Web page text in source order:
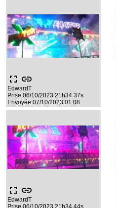
fullscreen link
EdwardT
Prise 06/10/2023 21h34 37s
Envoyée 07/10/2023 01:08
fullscreen link
EdwardT
Prise 06/10/2023 21h34 44s